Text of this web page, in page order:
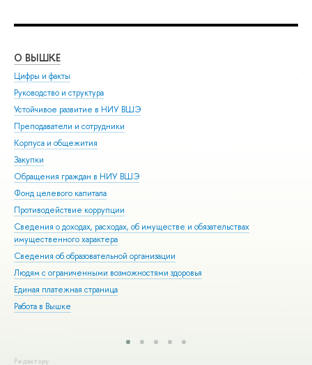
О ВЫШКЕ
Цифры и факты
Руководство и структура
Устойчивое развитие в НИУ ВШЭ
Преподаватели и сотрудники
Корпуса и общежития
Закупки
Обращения граждан в НИУ ВШЭ
Фонд целевого капитала
Противодействие коррупции
Сведения о доходах, расходах, об имуществе и обязательствах
имущественного характера
Сведения об образовательной организации
Людям с ограниченными возможностями здоровья
Единая платежная страница
Работа в Вышке
Редактору